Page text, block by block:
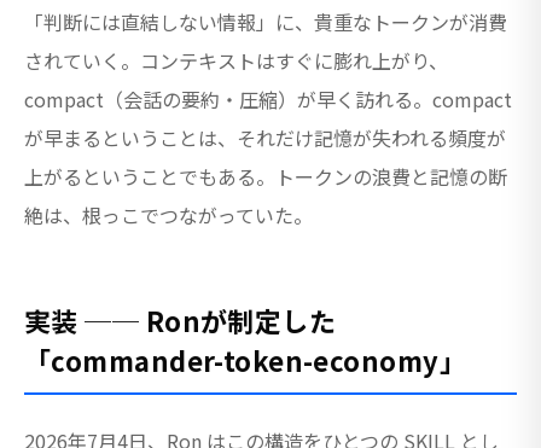
「判断には直結しない情報」に、貴重なトークンが消費
されていく。コンテキストはすぐに膨れ上がり、
compact（会話の要約・圧縮）が早く訪れる。compact
が早まるということは、それだけ記憶が失われる頻度が
上がるということでもある。トークンの浪費と記憶の断
絶は、根っこでつながっていた。
実装 ── Ronが制定した
「commander-token-economy」
2026年7月4日、Ron はこの構造をひとつの SKILL とし